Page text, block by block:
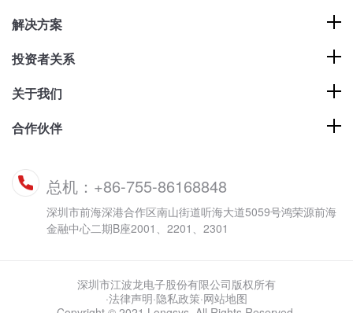
解决方案
投资者关系
关于我们
合作伙伴
总机：+86-755-86168848
深圳市前海深港合作区南山街道听海大道5059号鸿荣源前海
金融中心二期B座2001、2201、2301
深圳市江波龙电子股份有限公司版权所有
·法律声明·隐私政策·网站地图